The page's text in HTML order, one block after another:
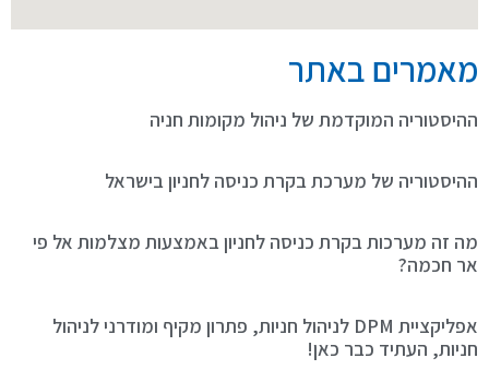
מאמרים באתר
ההיסטוריה המוקדמת של ניהול מקומות חניה
ההיסטוריה של מערכת בקרת כניסה לחניון בישראל
מה זה מערכות בקרת כניסה לחניון באמצעות מצלמות אל פי
אר חכמה?
אפליקציית DPM לניהול חניות, פתרון מקיף ומודרני לניהול
חניות, העתיד כבר כאן!